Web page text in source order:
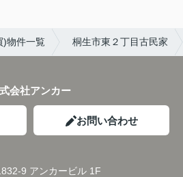
)物件一覧 桐生市東２丁目古民家
会社アンカー
お問い合わせ
9 アンカービル 1F